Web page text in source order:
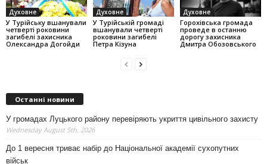
Духовне
У Турійську вшанували
четверті роковини
загибелі захисника
Олександра Догойди
Духовне
У Турійській громаді
вшанували четверті
роковини загибелі
Петра Кізуна
Духовне
Горохівська громада
проведе в останню
дорогу захисника
Дмитра Обозовського
Останні новини
У громадах Луцького району перевіряють укриття цивільного захисту
Wednesday August 5th, 2026
До 1 вересня триває набір до Національної академії сухопутних
військ